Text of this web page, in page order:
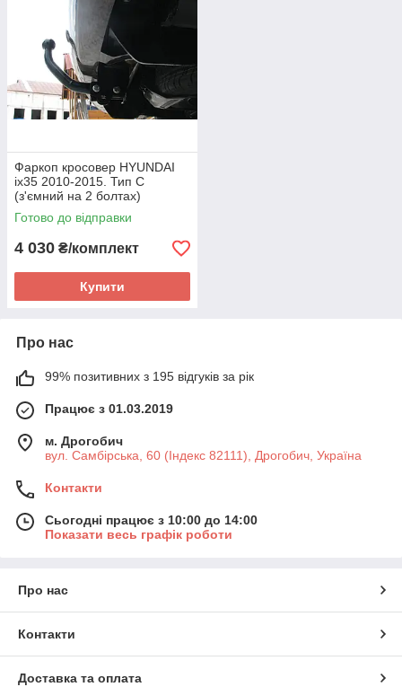
Фаркоп кросовер HYUNDAI
ix35 2010-2015. Тип С
(з'ємний на 2 болтах)
Готово до відправки
4 030 ₴/комплект
Купити
Про нас
99% позитивних з 195 відгуків за рік
Працює з 01.03.2019
м. Дрогобич
вул. Самбірська, 60 (Індекс 82111), Дрогобич, Україна
Контакти
Сьогодні працює з 10:00 до 14:00
Показати весь графік роботи
Про нас
Контакти
Доставка та оплата